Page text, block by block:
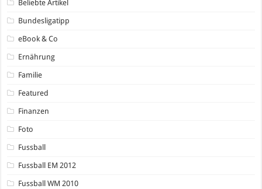
Beliebte Artikel
Bundesligatipp
eBook & Co
Ernährung
Familie
Featured
Finanzen
Foto
Fussball
Fussball EM 2012
Fussball WM 2010